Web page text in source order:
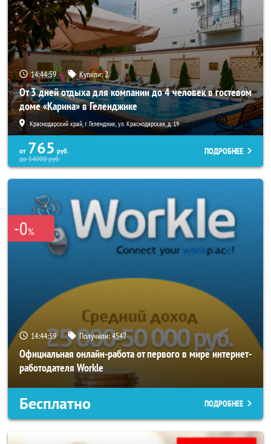
14:44:56 Купили:2
От 3 дней отдыха для компании до 4 человек в гостевом
доме «Карина» в Геленджике
Краснодарский край, г. Геленджик, ул. Краснодарская, д. 19
от 765 руб.
до54000руб.
ПОДРОБНЕЕ
-0%
14:44:56 Получили:4547
Официальная онлайн-работа от первого в мире интернет-
работодателя Workle
Бесплатно ПОДРОБНЕЕ